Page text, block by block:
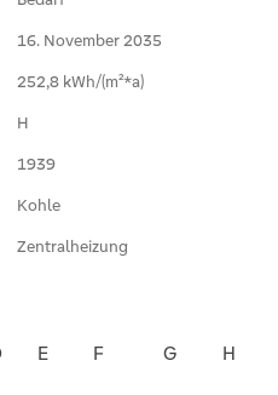
nach Ihren
dieses Haus bei
Wir freuen
Ihre Nachricht.
SPAM-Ordner zu
ein Exposé
UND WOHNUNGEN
**
16. November 2035
252,8 kWh/(m²*a)
H
1939
Kohle
Zentralheizung
E F G H